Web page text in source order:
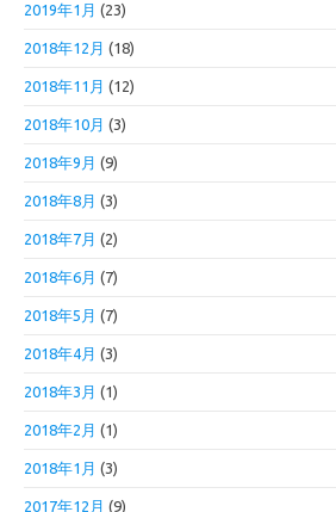
2019年1月 (23)
2018年12月 (18)
2018年11月 (12)
2018年10月 (3)
2018年9月 (9)
2018年8月 (3)
2018年7月 (2)
2018年6月 (7)
2018年5月 (7)
2018年4月 (3)
2018年3月 (1)
2018年2月 (1)
2018年1月 (3)
2017年12月 (9)